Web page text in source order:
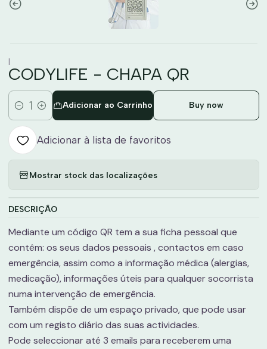
|
CODYLIFE - CHAPA QR
Quantidade
Adicionar ao Carrinho Buy now
Adicionar à lista de favoritos
Mostrar stock das localizações
DESCRIÇÃO
Mediante um código QR tem a sua ficha pessoal que
contêm: os seus dados pessoais , contactos em caso
emergência, assim como a informação médica (alergias,
medicação), informações úteis para qualquer socorrista
numa intervenção de emergência.
Também dispõe de um espaço privado, que pode usar
com um registo diário das suas actividades.
Pode seleccionar até 3 emails para receberem uma